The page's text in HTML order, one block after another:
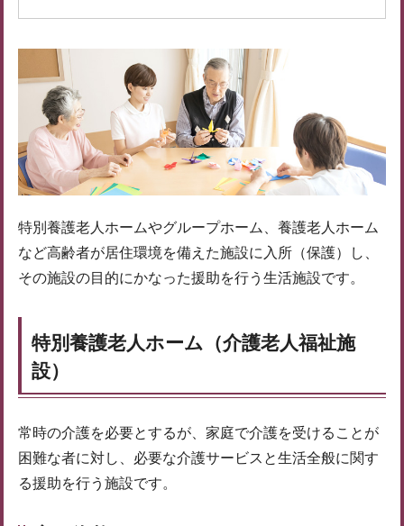
特別養護老人ホームやグループホーム、養護老人ホーム
など高齢者が居住環境を備えた施設に入所（保護）し、
その施設の目的にかなった援助を行う生活施設です。
特別養護老人ホーム（介護老人福祉施
設）
常時の介護を必要とするが、家庭で介護を受けることが
困難な者に対し、必要な介護サービスと生活全般に関す
る援助を行う施設です。